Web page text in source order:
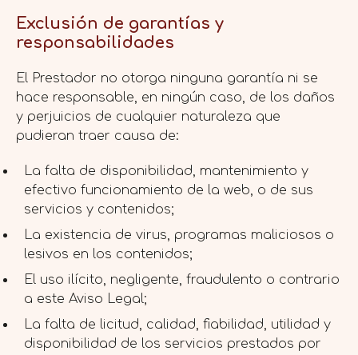
Exclusión de garantías y
responsabilidades
El Prestador no otorga ninguna garantía ni se
hace responsable, en ningún caso, de los daños
y perjuicios de cualquier naturaleza que
pudieran traer causa de:
La falta de disponibilidad, mantenimiento y
efectivo funcionamiento de la web, o de sus
servicios y contenidos;
La existencia de virus, programas maliciosos o
lesivos en los contenidos;
El uso ilícito, negligente, fraudulento o contrario
a este Aviso Legal;
La falta de licitud, calidad, fiabilidad, utilidad y
disponibilidad de los servicios prestados por